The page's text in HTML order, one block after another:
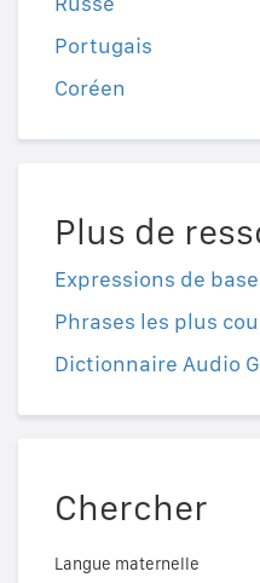
Portugais
Coréen
Plus de
Expressions de base
Phrases les plus
Dictionnaire Audio
Chercher
Langue maternelle